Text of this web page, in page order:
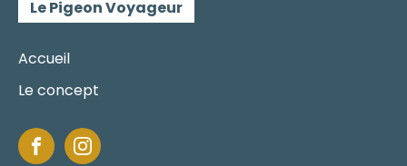
Le Pigeon Voyageur
Accueil
Le concept